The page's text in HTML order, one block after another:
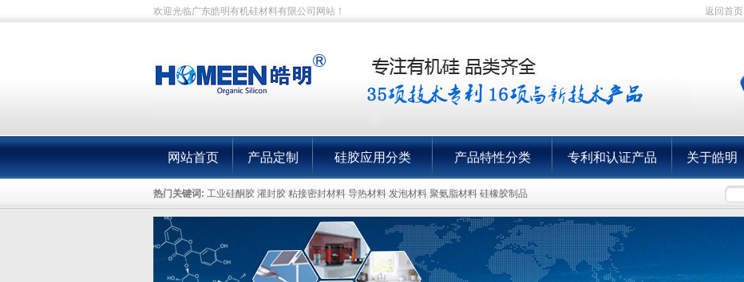
欢迎光临广东皓明有机硅材料有限公司网站！ 返回首页
网站首页 产品定制 硅胶应用分类 产品特性分类 专利和认证产品 关于皓明
热门关键词: 工业硅酮胶 灌封胶 粘接密封材料 导热材料 发泡材料 聚氨脂材料 硅橡胶制品